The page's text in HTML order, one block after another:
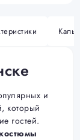
и
который
гостей.